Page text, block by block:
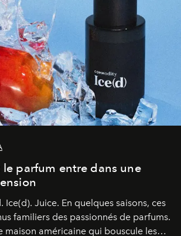
parfum entre dans une
Ice(d). Juice. En quelques saisons, ces
familiers des passionnés de parfums.
maison américaine qui bouscule les